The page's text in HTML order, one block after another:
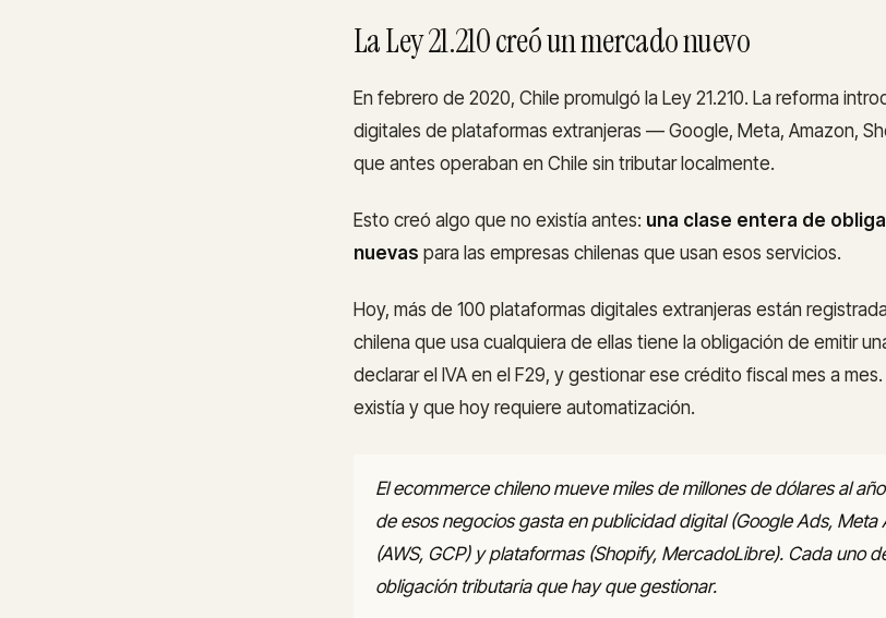
La Ley 21.210 creó un mercado nuevo
En febrero de 2020, Chile promulgó la Ley 21.210. La reforma
digitales de plataformas extranjeras — Google, Meta, Amazon,
que antes operaban en Chile sin tributar localmente.
Esto creó algo que no existía antes: una clase entera de
nuevas para las empresas chilenas que usan esos servicios.
Hoy, más de 100 plataformas digitales extranjeras están
chilena que usa cualquiera de ellas tiene la obligación de emitir
declarar el IVA en el F29, y gestionar ese crédito fiscal mes a
existía y que hoy requiere automatización.
El ecommerce chileno mueve miles de millones de dólares al
de esos negocios gasta en publicidad digital (Google Ads,
(AWS, GCP) y plataformas (Shopify, MercadoLibre). Cada uno
obligación tributaria que hay que gestionar.